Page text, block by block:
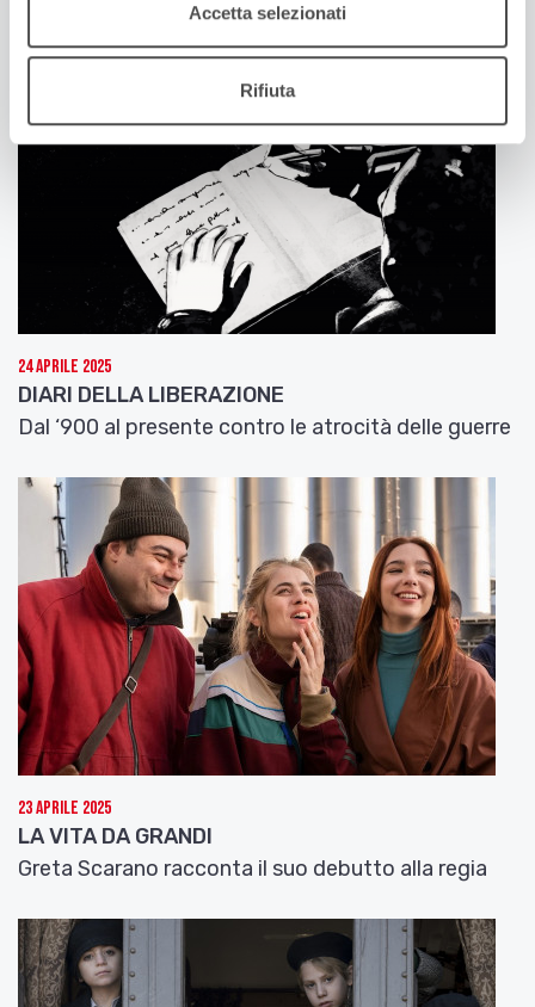
Accetta selezionati
Rifiuta
24 Aprile 2025
DIARI DELLA LIBERAZIONE
Dal ‘900 al presente contro le atrocità delle guerre
23 Aprile 2025
LA VITA DA GRANDI
Greta Scarano racconta il suo debutto alla regia